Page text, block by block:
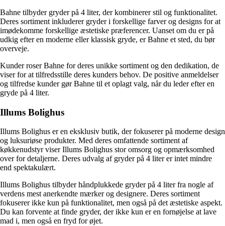
Bahne tilbyder gryder på 4 liter, der kombinerer stil og funktionalitet.
Deres sortiment inkluderer gryder i forskellige farver og designs for at
imødekomme forskellige æstetiske præferencer. Uanset om du er på
udkig efter en moderne eller klassisk gryde, er Bahne et sted, du bør
overveje.
Kunder roser Bahne for deres unikke sortiment og den dedikation, de
viser for at tilfredsstille deres kunders behov. De positive anmeldelser
og tilfredse kunder gør Bahne til et oplagt valg, når du leder efter en
gryde på 4 liter.
Illums Bolighus
Illums Bolighus er en eksklusiv butik, der fokuserer på moderne design
og luksuriøse produkter. Med deres omfattende sortiment af
køkkenudstyr viser Illums Bolighus stor omsorg og opmærksomhed
over for detaljerne. Deres udvalg af gryder på 4 liter er intet mindre
end spektakulært.
Illums Bolighus tilbyder håndplukkede gryder på 4 liter fra nogle af
verdens mest anerkendte mærker og designere. Deres sortiment
fokuserer ikke kun på funktionalitet, men også på det æstetiske aspekt.
Du kan forvente at finde gryder, der ikke kun er en fornøjelse at lave
mad i, men også en fryd for øjet.